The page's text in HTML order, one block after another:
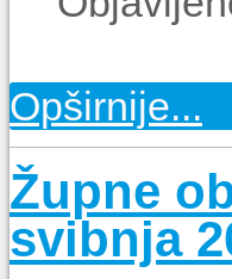
Opširnije...
Župne
svibnja